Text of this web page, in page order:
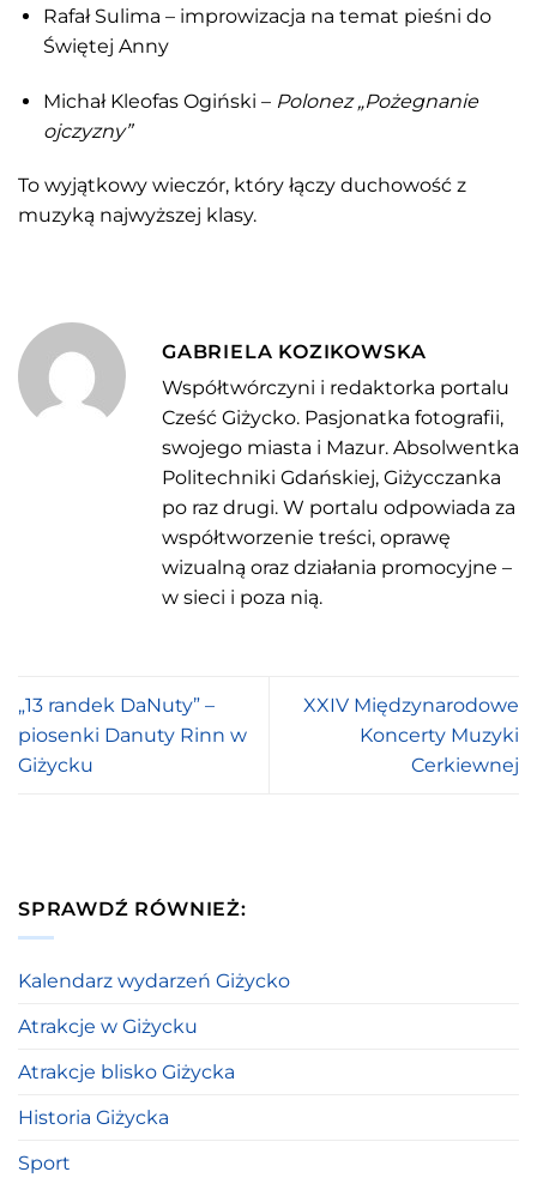
Rafał Sulima – improwizacja na temat pieśni do
Świętej Anny
Michał Kleofas Ogiński – Polonez „Pożegnanie
ojczyzny”
To wyjątkowy wieczór, który łączy duchowość z
muzyką najwyższej klasy.
GABRIELA KOZIKOWSKA
Współtwórczyni i redaktorka portalu
Cześć Giżycko. Pasjonatka fotografii,
swojego miasta i Mazur. Absolwentka
Politechniki Gdańskiej, Giżycczanka
po raz drugi. W portalu odpowiada za
współtworzenie treści, oprawę
wizualną oraz działania promocyjne –
w sieci i poza nią.
„13 randek DaNuty” –
piosenki Danuty Rinn w
Giżycku
XXIV Międzynarodowe
Koncerty Muzyki
Cerkiewnej
SPRAWDŹ RÓWNIEŻ:
Kalendarz wydarzeń Giżycko
Atrakcje w Giżycku
Atrakcje blisko Giżycka
Historia Giżycka
Sport